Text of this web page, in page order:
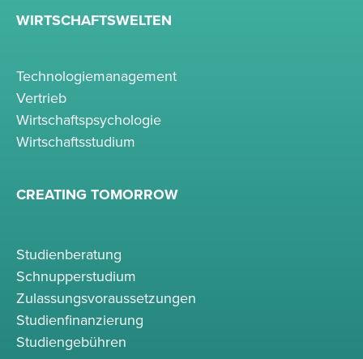
WIRTSCHAFTSWELTEN
Technologiemanagement
Vertrieb
Wirtschaftspsychologie
Wirtschaftsstudium
CREATING TOMORROW
Studienberatung
Schnupperstudium
Zulassungsvoraussetzungen
Studienfinanzierung
Studiengebühren